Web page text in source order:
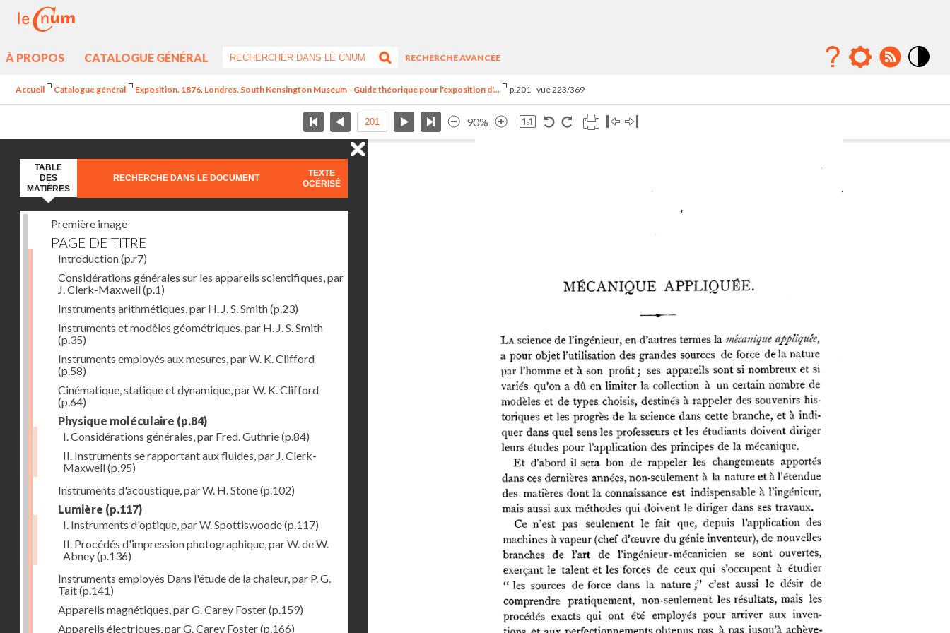
À PROPOS CATALOGUE GÉNÉRAL
RECHERCHE AVANCÉE
Accueil Catalogue général Exposition. 1876. Londres. South Kensington Museum - Guide théorique pour l'exposition d'... p.201 - vue 223/369
90%
TABLE
DES
MATIÈRES
RECHERCHE DANS LE DOCUMENT
TEXTE
OCÉRISÉ
Première image
PAGE DE TITRE
Introduction(p.r7)
Considérations générales sur les appareils scientifiques, par
J. Clerk-Maxwell(p.1)
Instruments arithmétiques, par H. J. S. Smith(p.23)
Instruments et modèles géométriques, par H. J. S. Smith
(p.35)
Instruments employés aux mesures, par W. K. Clifford
(p.58)
Cinématique, statique et dynamique, par W. K. Clifford
(p.64)
Physique moléculaire (p.84)
I. Considérations générales, par Fred. Guthrie(p.84)
II. Instruments se rapportant aux fluides, par J. Clerk-
Maxwell(p.95)
Instruments d'acoustique, par W. H. Stone(p.102)
Lumière (p.117)
I. Instruments d'optique, par W. Spottiswoode(p.117)
II. Procédés d'impression photographique, par W. de W.
Abney(p.136)
Instruments employés Dans l'étude de la chaleur, par P. G.
Tait(p.141)
Appareils magnétiques, par G. Carey Foster(p.159)
Appareils électriques, par G. Carey Foster(p.166)